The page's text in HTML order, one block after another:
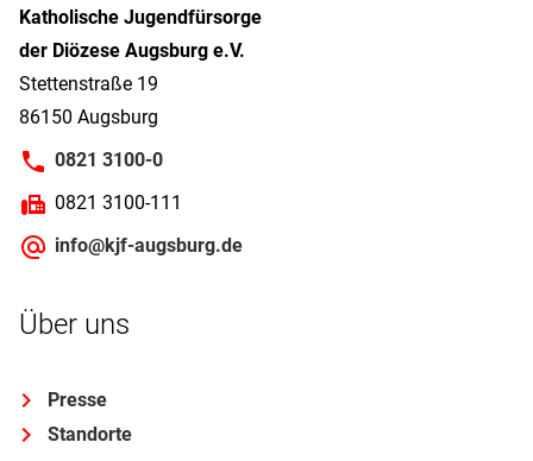
Katholische Jugendfürsorge
der Diözese Augsburg e.V.
Stettenstraße 19
86150 Augsburg
0821 3100-0
0821 3100-111
info@kjf-augsburg.de
Über uns
Presse
Standorte